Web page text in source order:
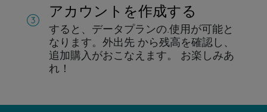
アカウントを作成する
すると、データプランの.使用が可能と
なります。 外出先 から残高を確認し、
追加購入がおこなえます。
お楽しみあ
れ！